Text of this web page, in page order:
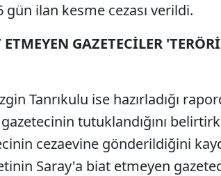
ilan kesme cezası verildi.
GAZETECİLER
Tanrıkulu ise hazırladığı
tutuklandığını
cezaevine gönderildiğini
Saray'a biat etmeyen